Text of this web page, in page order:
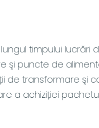
timpului lucrări
şi puncte de
de transformare şi
a achiziției